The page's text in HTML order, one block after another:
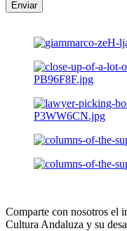
Enviar
Comparte con nosotros el
Cultura Andaluza y su